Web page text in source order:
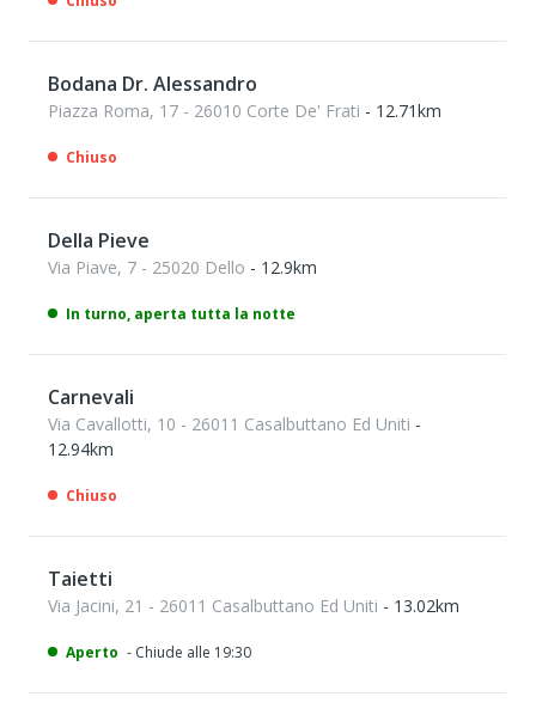
Bodana Dr. Alessandro
Piazza Roma, 17 - 26010 Corte De' Frati - 12.71km
Chiuso
Della Pieve
Via Piave, 7 - 25020 Dello - 12.9km
In turno, aperta tutta la notte
Carnevali
Via Cavallotti, 10 - 26011 Casalbuttano Ed Uniti -
12.94km
Chiuso
Taietti
Via Jacini, 21 - 26011 Casalbuttano Ed Uniti - 13.02km
Aperto - Chiude alle 19:30